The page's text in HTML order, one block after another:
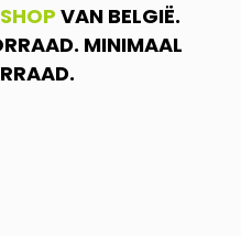
VAN BELGIË.
MINIMAAL